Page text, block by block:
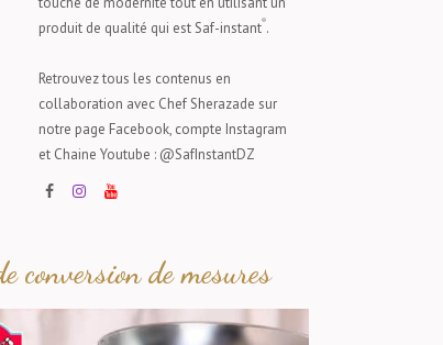
produit de qualité qui est Saf-instant®.
Retrouvez tous les contenus en
collaboration avec Chef Sherazade sur
notre page Facebook, compte Instagram
et Chaine Youtube : @SafInstantDZ
conversion de mesures